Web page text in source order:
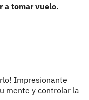
a tomar vuelo.
Impresionante
mente y controlar la